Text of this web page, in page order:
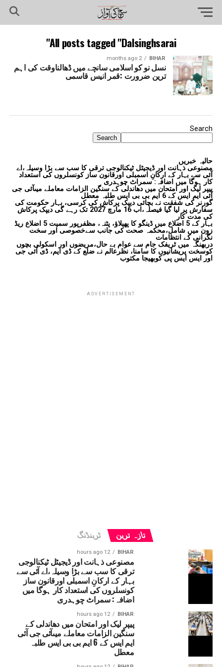
All posts tagged "Dalsinghsarai"
BIHAR
2 months ago
نسل نو کو اسلامی سانچے میں ڈھالناوقت کی اہم
ترین ضرورت :قمر انیس قاسمی
Search
Search
حالیہ خبریں
مصنوعی ذہانت اور ڈیجیٹل ٹیکنالوجی ترقی کا سب سے بڑا وسیلہ،اے
آئی سے بہار کے ارکانِ اسمبلی اورقانون ساز کونسلروں کی استعداد
کار ہوگا میں اضافہ: سمراٹ چوہدری
پیپر لیک اور امتحان میں دھاندلی کے سنگین الزامات معاملے میںآئی جی
آئی ایم ایس کے 6 ایم بی بی ایس طلبہ معطل
گورنر کی شفقت نے بچائی دیپک پرکاش کی کرسی، بہار حکومت کی
سفارش پر لیا گیا فیصلہ،اب 16 مارچ 2027 تک رہے گی دیپک پرکاش
کی مدت کار
بہار کے 5 اضلاع میں ڈینگو کا پھیلاؤ، پٹنہ، مظفرپور سمیت 5 اضلاع ریڈ
زون میں شامل،محکمہ صحت کی جانب سےخصوصی اور سخت
نگرانی کے انتظامات
دربھنگہ میں ٹریفک جام سے عوام بے حال،مریضوں اور اسکولی بچوں
کوسخت پریشانیوں کا سامنا، نظرعالم نے ضلع کے ڈی ایم، ڈی آئی جی
اور ایس ایس پی کوبھیجا مکتوب
ADVERTISEMENT
تازہ ترین ٹرینڈنگ
BIHAR
12 hours ago
مصنوعی ذہانت اور ڈیجیٹل ٹیکنالوجی
ترقی کا سب سے بڑا وسیلہ،اے آئی سے
بہار کے ارکانِ اسمبلی اورقانون ساز
کونسلروں کی استعداد کار ہوگا میں
اضافہ: سمراٹ چوہدری
BIHAR
12 hours ago
پیپر لیک اور امتحان میں دھاندلی کے
سنگین الزامات معاملے میںآئی جی آئی
ایم ایس کے 6 ایم بی بی ایس طلبہ
معطل